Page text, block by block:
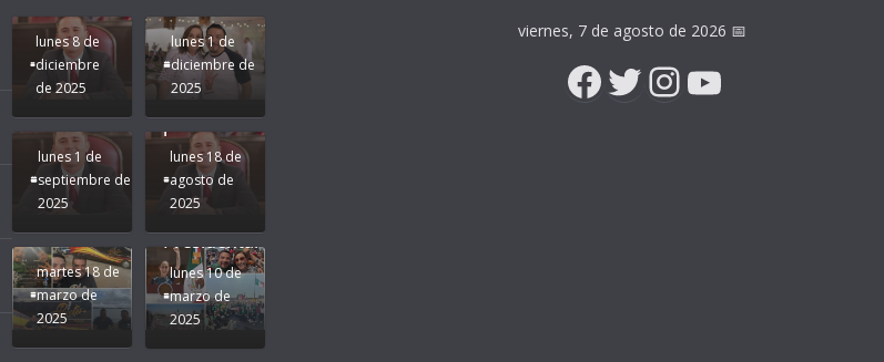
lunes 8 de
diciembre
de 2025
lunes 1 de
diciembre de
2025
Seguimos la
Ruta que
Marca
Nuestra
Rocío Nahle.
lunes 1 de
septiembre de
2025
de moda;
San
Andrés
Tuxtla
presente.
lunes 18 de
agosto de
2025
Difamación
martes 18 de
marzo de
2025
Presidenta!
lunes 10 de
marzo de
2025
viernes, 7 de agosto de 2026 📅
Facebook
Twitter
Instagram
YouTube